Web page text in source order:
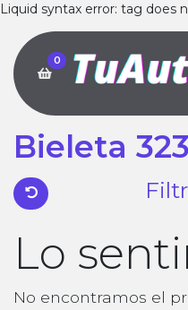
Liquid syntax error: tag does
0
Bieleta 323
Lo
No encontramos el